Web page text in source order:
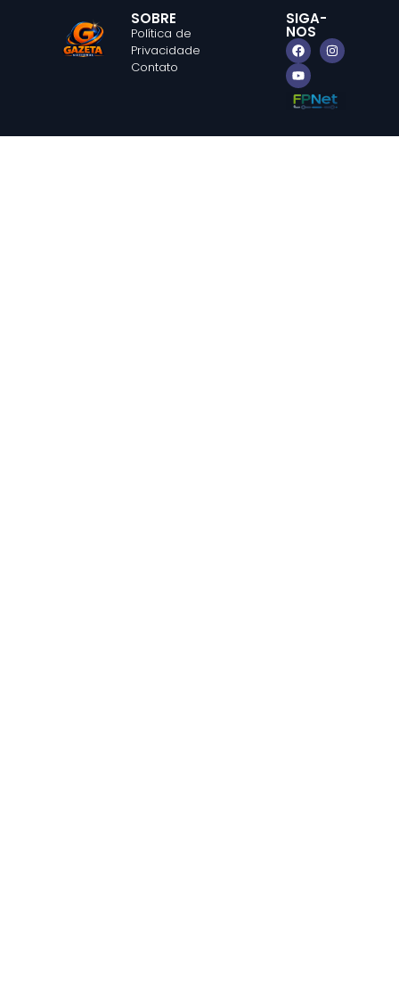
SOBRE
Política de
Privacidade
Contato
SIGA-
NOS